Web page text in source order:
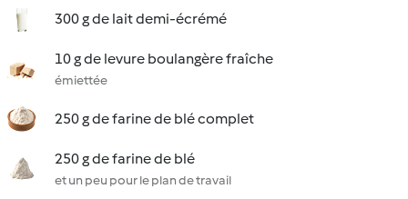
300 g de lait demi-écrémé
10 g de levure boulangère fraîche
émiettée
250 g de farine de blé complet
250 g de farine de blé
et un peu pour le plan de travail